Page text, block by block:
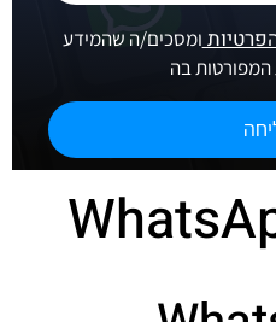
ומסכים/ה שהמידע
המפורטות בה